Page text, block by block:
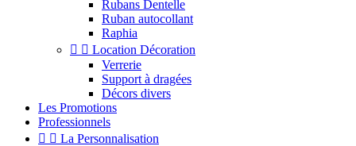
Rubans Dentelle
Ruban autocollant
Raphia
  Location Décoration
Verrerie
Support à dragées
Décors divers
Les Promotions
Professionnels
  La Personnalisation